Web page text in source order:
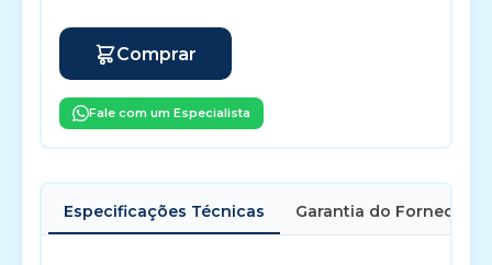
Comprar
Fale com um Especialista
Especificações Técnicas Garantia do Fornecedor